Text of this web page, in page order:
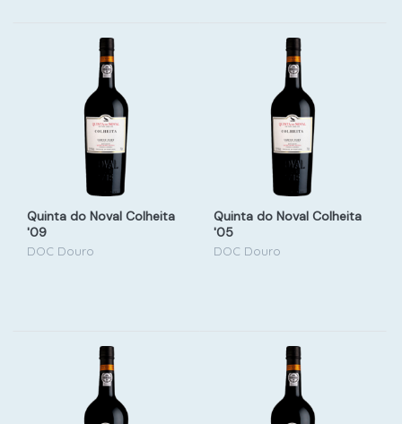
Quinta do Noval Colheita
'09
DOC Douro
Quinta do Noval Colheita
'05
DOC Douro